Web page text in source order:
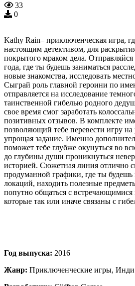
33
0
Kathy Rain– приключенческая игра,
настоящим детективом, для
покрытого мраком дела. Отправляйся
года, где ты будешь заниматься
новые знакомства, исследовать
Сыграй роль главной героини по
отправляется на исследование
таинственной гибелью родного
свое время смог заработать
позитивных отзывов. В комплекте
позволяющий тебе перевести игру
упрощая задание. Именно
поможет тебе глубже окунуться во
до глубины души проникнуться
историей. Сюжетная линия отлично
продуманной графики, где ты будешь
локаций, находить полезные
попутно общаться с
которые так или иначе связаны с
Год выпуска: 2016
Жанр: Приключенческие игры, Инди